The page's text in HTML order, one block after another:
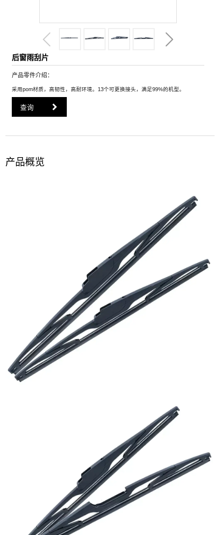
后窗雨刮片
产品零件介绍：
采用pom材质，高韧性，高耐环境。13个可更换接头，满足99%的机型。
查询
产品概览